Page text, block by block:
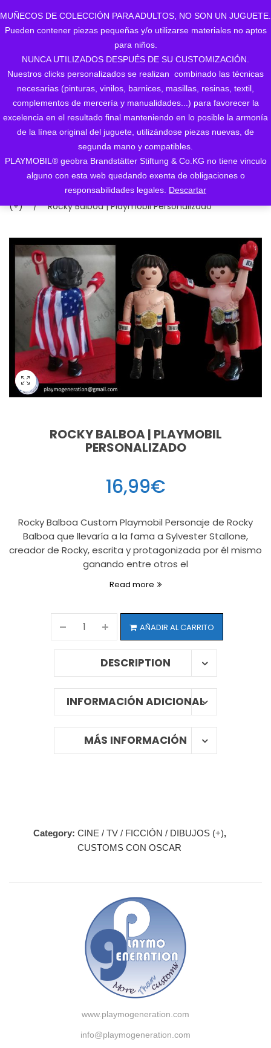
MUÑECOS DE COLECCIÓN PARA ADULTOS, NO SON UN JUGUETE.
Pueden contener piezas pequeñas y/o utilizarse materiales no aptos
para niños.
NUNCA UTILIZADOS DESPUÉS DE SU CUSTOMIZACIÓN.
Nuestros clicks personalizados se realizan combinado las técnicas
necesarias (pinturas, vinilos, barnices, masillas, resinas, textil,
complementos de mercería y manualidades...) para favorecer la
excelencia en el resultado final manteniendo en lo posible la armonía
de la línea original del juguete, utilizándose piezas nuevas, de
segunda mano y compatibles.
PLAYMOBIL® geobra Brandstätter Stiftung & Co.KG no tiene vinculo
alguno con esta web quedando exenta de obligaciones o
responsabilidades legales. Descartar
Rocky Balboa |
Playmobil
Personalizado
Inicio / 1. MOSTRAR TODOS LOS CUSTOMS /
1.
CATEGORIAS (+)
/
CINE / TV / FICCIÓN / DIBUJOS
(+)
/ Rocky Balboa | Playmobil Personalizado
ROCKY BALBOA | PLAYMOBIL
PERSONALIZADO
16,99€
Rocky Balboa Custom Playmobil Personaje de Rocky
Balboa que llevaría a la fama a Sylvester Stallone,
creador de Rocky, escrita y protagonizada por él mismo
ganando entre otros el
Read more
AÑADIR AL CARRITO
DESCRIPTION
INFORMACIÓN ADICIONAL
MÁS INFORMACIÓN
Category: CINE / TV / FICCIÓN / DIBUJOS (+),
CUSTOMS CON OSCAR
www.playmogeneration.com
info@playmogeneration.com